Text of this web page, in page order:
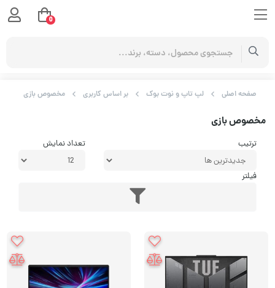
صفحه اصلی لپ تاپ و نوت بوک بر اساس کاربری مخصوص بازی
مخصوص بازی
ترتیب تعداد نمایش
فیلتر
0